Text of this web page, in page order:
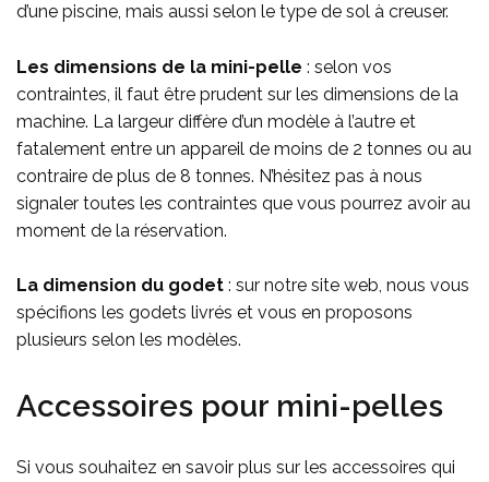
d’une piscine, mais aussi selon le type de sol à creuser.
Les dimensions de la mini-pelle : selon vos
contraintes, il faut être prudent sur les dimensions de la
machine. La largeur diffère d’un modèle à l’autre et
fatalement entre un appareil de moins de 2 tonnes ou au
contraire de plus de 8 tonnes. N’hésitez pas à nous
signaler toutes les contraintes que vous pourrez avoir au
moment de la réservation.
La dimension du godet : sur notre site web, nous vous
spécifions les godets livrés et vous en proposons
plusieurs selon les modèles.
Accessoires pour mini-pelles
Si vous souhaitez en savoir plus sur les accessoires qui